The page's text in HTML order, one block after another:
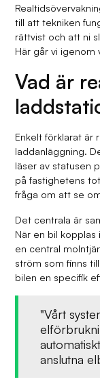
till att tekniken
rättvist och att ni
Här går vi igenom
Vad är
Enkelt förklarat är
laddanläggning.
läser av statusen
på fastighetens
fråga om att se
Det centrala är
När en bil
en central
ström som finns
bilen en specifik
"Vårt
anslutna